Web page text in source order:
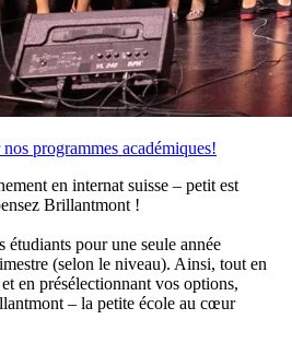
programmes académiques!
en internat suisse – petit est
Brillantmont !
étudiants pour une seule année
(selon le niveau). Ainsi, tout en
en présélectionnant vos options,
– la petite école au cœur